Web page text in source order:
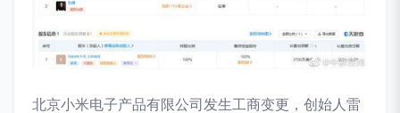
北京小米电子产品有限公司发生工商变更，创始人雷